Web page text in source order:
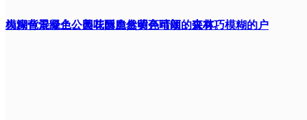
为深色混凝土。美味酥脆金黄色可颂，夹有巧
模糊背景绿色公园花园自然明亮晴朗的森林。模糊的户